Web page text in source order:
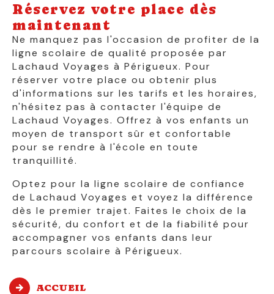
Réservez votre place dès
maintenant
Ne manquez pas l'occasion de profiter de la
ligne scolaire de qualité proposée par
Lachaud Voyages à Périgueux. Pour
réserver votre place ou obtenir plus
d'informations sur les tarifs et les horaires,
n'hésitez pas à contacter l'équipe de
Lachaud Voyages. Offrez à vos enfants un
moyen de transport sûr et confortable
pour se rendre à l'école en toute
tranquillité.
Optez pour la ligne scolaire de confiance
de Lachaud Voyages et voyez la différence
dès le premier trajet. Faites le choix de la
sécurité, du confort et de la fiabilité pour
accompagner vos enfants dans leur
parcours scolaire à Périgueux.
ACCUEIL